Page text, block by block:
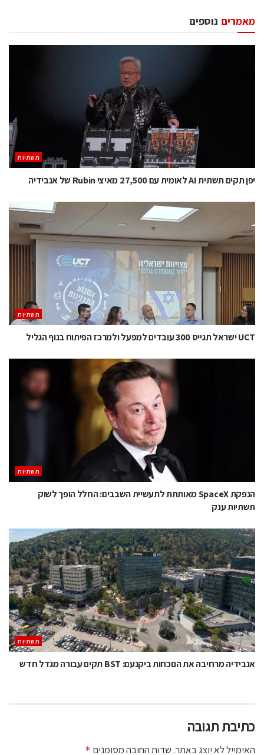
נוספים מאמרים
תשתיות
יפן תקים תשתית AI לאומית עם 27,500 מאיצי Rubin של אנבידיה
תשתיות
UCT ישראל תגייס 300 עובדים למפעל ולמרכז הפיתוח בנוף הגליל
תשתיות
הנפקת SpaceX מאותתת לתעשיית השבבים: החלל הופך לשוק
תשתיות ענק
תשתיות
אנבידיה מרחיבה את הנוכחות ביקנעם: BST תקים עבורה מגדל חדש
כתיבת תגובה
האימייל לא יוצג באתר.שדות החובה מסומנים *